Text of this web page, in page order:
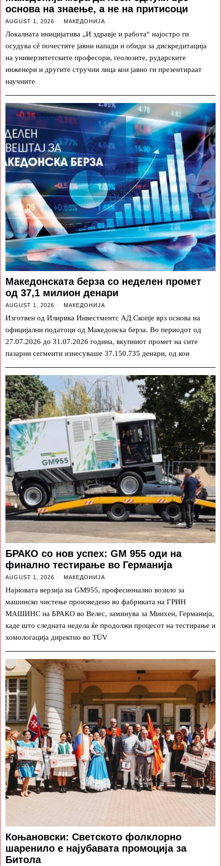
основа на знаење, а не на притисоци
AUGUST 1, 2026 МАКЕДОНИЈА
Локалната иницијатива „И здравје и работа“ најостро ги
осудува сè почестите јавни напади и обиди за дискредитација
на универзитетските професори, геолозите, рударските
инженери и другите стручни лица кои јавно ги презентираат
научните
Македонската берза со неделен промет
од 37,1 милион денари
AUGUST 1, 2026 МАКЕДОНИЈА
Изготвен од Илирика Инвестментс АД Скопје врз основа на
официјални податоци од Македонска берза. Во периодот од
27.07.2026 до 31.07.2026 година, вкупниот промет на сите
пазарни сегменти изнесуваше 37.150.735 денари, од кои
БРАКО со нов успех: GM 955 оди на
финално тестирање во Германија
AUGUST 1, 2026 МАКЕДОНИЈА
Најновата верзија на GM955, професионално возило за
машинско чистење произведено во фабриката на ГРИН
МАШИНС на БРАКО во Велес, заминува за Минхен, Германија,
каде што следната недела ќе продолжи процесот на тестирање и
хомологација директно во TÜV
Коњановски: Светското фолклорно
шаренило е најубавата промоција за
Битола